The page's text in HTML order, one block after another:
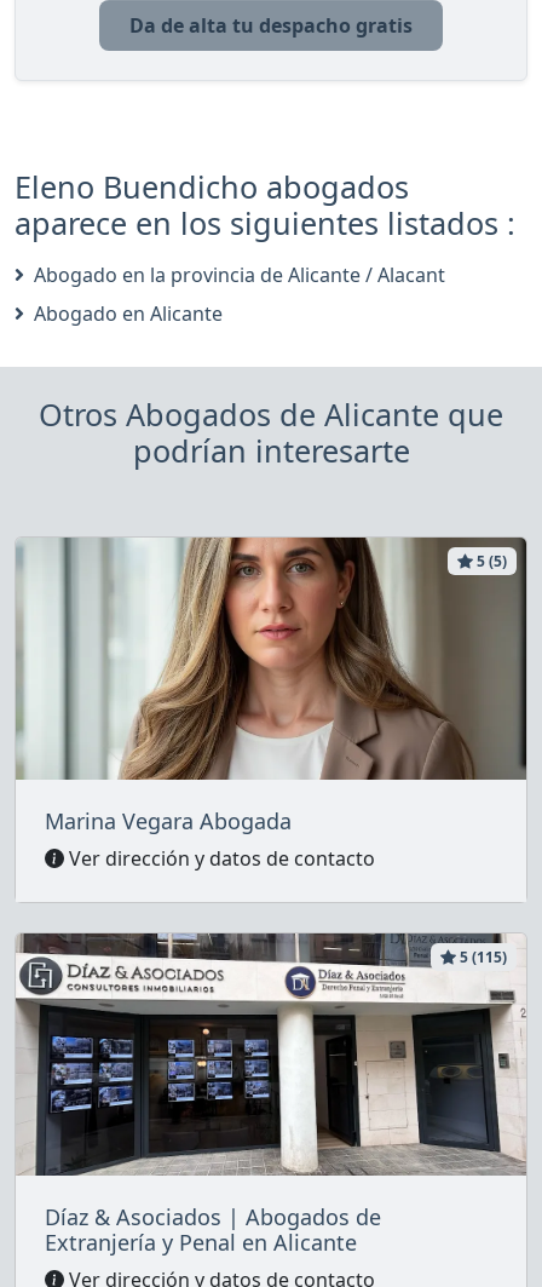
Da de alta tu despacho gratis
Eleno Buendicho abogados
aparece en los siguientes listados :
Abogado en la provincia de Alicante / Alacant
Abogado en Alicante
Otros Abogados de Alicante que
podrían interesarte
5 (5)
Marina Vegara Abogada
Ver dirección y datos de contacto
5 (115)
Díaz & Asociados | Abogados de
Extranjería y Penal en Alicante
Ver dirección y datos de contacto